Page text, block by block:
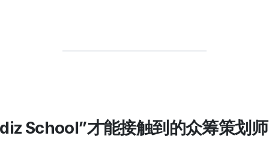
School”才能接触到的众筹策划